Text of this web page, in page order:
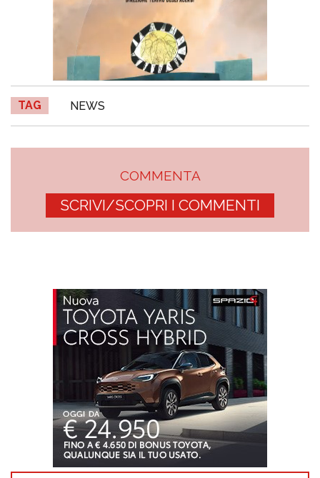
TAG NEWS
COMMENTA
SCRIVI/SCOPRI I COMMENTI